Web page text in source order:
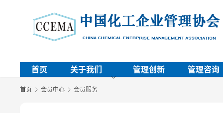
首页 关于我们 管理创新 管理咨询
首页 会员中心 会员服务